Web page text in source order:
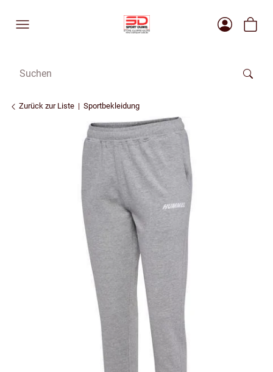
Zurück zur Liste Sportbekleidung